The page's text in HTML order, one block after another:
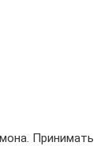
Принимать